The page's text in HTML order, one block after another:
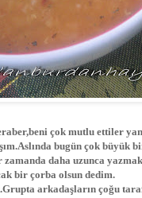
çok mutlu ettiler
bugün çok
daha uzunca
bir çorba olsun dedim.
arkadaşların çoğu